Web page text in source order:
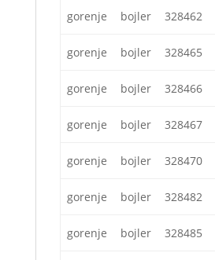
gorenje bojler 328462
gorenje bojler 328465
gorenje bojler 328466
gorenje bojler 328467
gorenje bojler 328470
gorenje bojler 328482
gorenje bojler 328485